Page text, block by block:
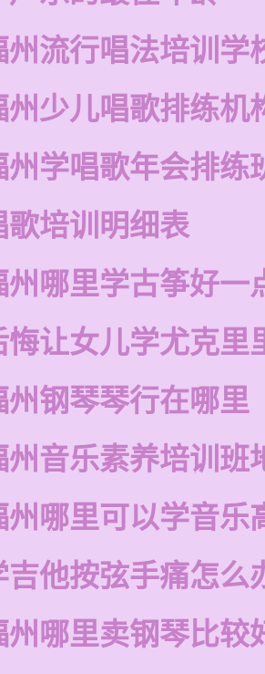
州流行唱法培训学
州少儿唱歌排练机
州学唱歌年会排练
歌培训明细表
州哪里学古筝好一
悔让女儿学尤克里
州钢琴琴行在哪里
州音乐素养培训班
州哪里可以学音乐
吉他按弦手痛怎么
州哪里卖钢琴比较